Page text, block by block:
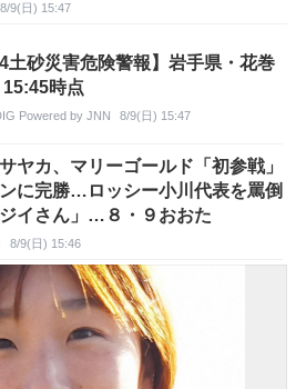
8/9(日) 15:47
4土砂災害危険警報】岩手県・花巻
時点
Powered by JNN 8/9(日) 15:47
ヤカ、マリーゴールド「初参戦」
に完勝…ロッシー小川代表を罵倒
ジイさん」…８・９おおた
8/9(日) 15:46